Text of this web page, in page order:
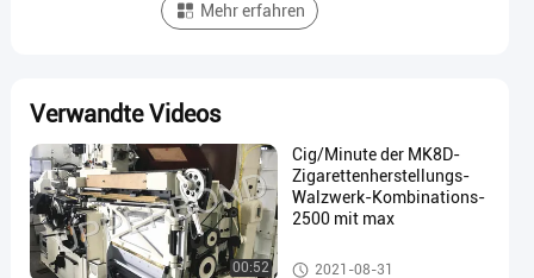
Mehr erfahren
Verwandte Videos
00:52
Cig/Minute der MK8D-
Zigarettenherstellungs-
Walzwerk-Kombinations-
2500 mit max
Cigarette Making Machines
2021-08-31